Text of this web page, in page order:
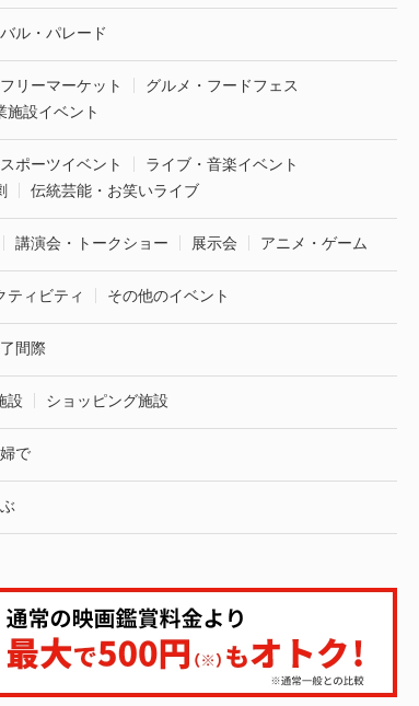
ル・パレード
フリーマーケット
グルメ・フードフェス
施設イベント
スポーツイベント
ライブ・音楽イベント
伝統芸能・お笑いライブ
講演会・トークショー 展示会 アニメ・ゲーム
ティビティ その他のイベント
間際
設 ショッピング施設
で